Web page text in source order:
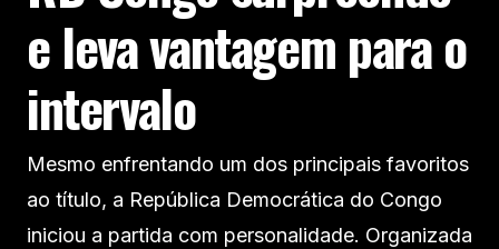
e leva vantagem para o
intervalo
Mesmo enfrentando um dos principais favoritos
ao título, a República Democrática do Congo
iniciou a partida com personalidade. Organizada